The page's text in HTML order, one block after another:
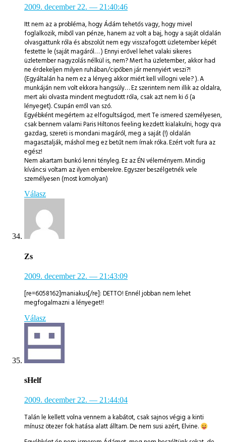
2009. december 22. — 21:40:46
Itt nem az a probléma, hogy Ádám tehetős vagy, hogy mivel
foglalkozik, miből van pénze, hanem az volt a baj, hogy a saját oldalán
olvasgattunk róla és abszolút nem egy visszafogott üzletember képét
festette le (saját magáról… ) Ennyi erővel lehet valaki sikeres
üzletember nagyzolás nélkül is, nem? Mert ha üzletember, akkor had
ne érdekeljen milyen ruhában/cipőben jár mennyiért veszi?!
(Egyáltalán ha nem ez a lényeg akkor miért kell villogni vele? ). A
munkáján nem volt ekkora hangsúly… Ez szerintem nem illik az oldalra,
mert aki olvasta mindent megtudott róla, csak azt nem ki ő (a
lényeget). Csupán erről van szó.
Egyébként megértem az elfogultságod, mert Te ismered személyesen,
csak bennem valami Paris Hiltonos feeling kezdett kialakulni, hogy qva
gazdag, szereti is mondani magáról, meg a saját (!) oldalán
magasztalják, máshol meg ez betűt nem írnak róka. Ezért volt fura az
egész!
Nem akartam bunkó lenni tényleg. Ez az ÉN véleményem. Mindig
kíváncsi voltam az ilyen emberekre. Egyszer beszélgetnék vele
személyesen (most komolyan)
Válasz
Zs
2009. december 22. — 21:43:09
[re=6058162]maniakus[/re]: DETTO! Ennél jobban nem lehet
megfogalmazni a lényeget!!
Válasz
sHelf
2009. december 22. — 21:44:04
Talán le kellett volna vennem a kabátot, csak sajnos végig a kinti
mínusz ötezer fok hatása alatt álltam. De nem susi azért, Elvine.